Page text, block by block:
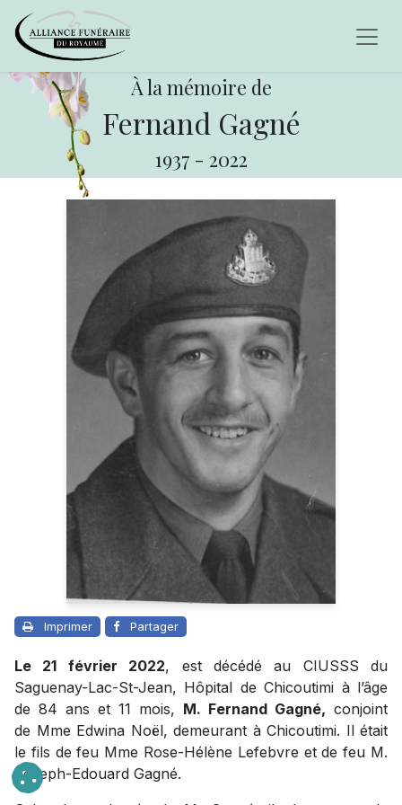
À la mémoire de
Fernand Gagné
1937 - 2022
Imprimer Partager
Le 21 février 2022, est décédé au CIUSSS du
Saguenay-Lac-St-Jean, Hôpital de Chicoutimi à l’âge
de 84 ans et 11 mois, M. Fernand Gagné, conjoint
de Mme Edwina Noël, demeurant à Chicoutimi. Il était
le fils de feu Mme Rose-Hélène Lefebvre et de feu M.
Joseph-Edouard Gagné.